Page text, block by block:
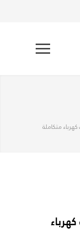
96522094040 خدمات كهرباء متكاملة
كهرباء